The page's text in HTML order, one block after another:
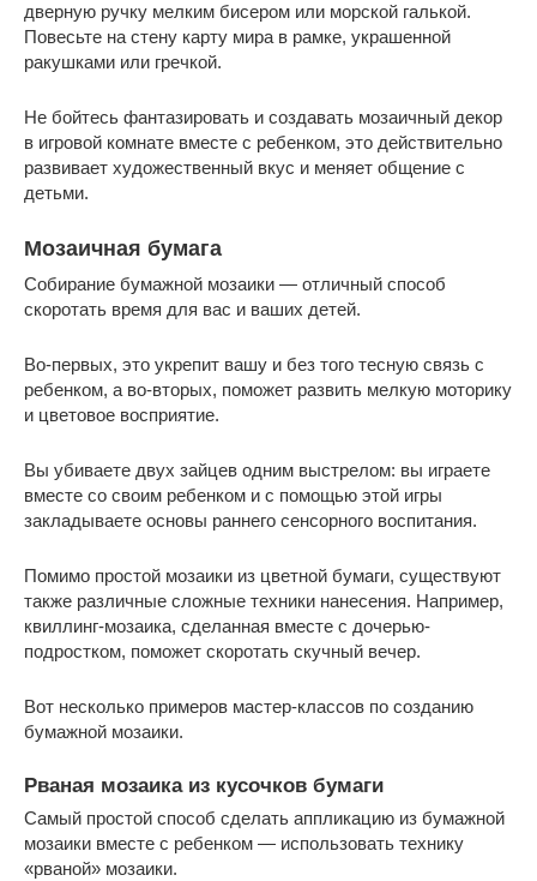
дверную ручку мелким бисером или морской галькой.
Повесьте на стену карту мира в рамке, украшенной
ракушками или гречкой.
Не бойтесь фантазировать и создавать мозаичный декор
в игровой комнате вместе с ребенком, это действительно
развивает художественный вкус и меняет общение с
детьми.
Мозаичная бумага
Собирание бумажной мозаики — отличный способ
скоротать время для вас и ваших детей.
Во-первых, это укрепит вашу и без того тесную связь с
ребенком, а во-вторых, поможет развить мелкую моторику
и цветовое восприятие.
Вы убиваете двух зайцев одним выстрелом: вы играете
вместе со своим ребенком и с помощью этой игры
закладываете основы раннего сенсорного воспитания.
Помимо простой мозаики из цветной бумаги, существуют
также различные сложные техники нанесения. Например,
квиллинг-мозаика, сделанная вместе с дочерью-
подростком, поможет скоротать скучный вечер.
Вот несколько примеров мастер-классов по созданию
бумажной мозаики.
Рваная мозаика из кусочков бумаги
Самый простой способ сделать аппликацию из бумажной
мозаики вместе с ребенком — использовать технику
«рваной» мозаики.